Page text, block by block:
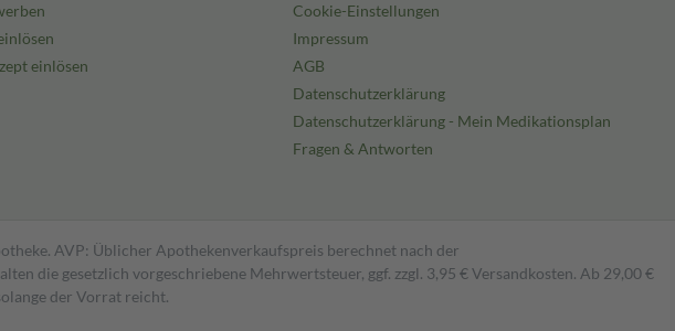
einlösen
Cookie-Einstellungen
Impressum
AGB
Datenschutzerklärung
Datenschutzerklärung - Mein Medikationsplan
Fragen & Antworten
AVP: Üblicher Apothekenverkaufspreis berechnet nach der
die gesetzlich vorgeschriebene Mehrwertsteuer, ggf. zzgl. 3,95 € Versandkosten. Ab 29,00 €
der Vorrat reicht.